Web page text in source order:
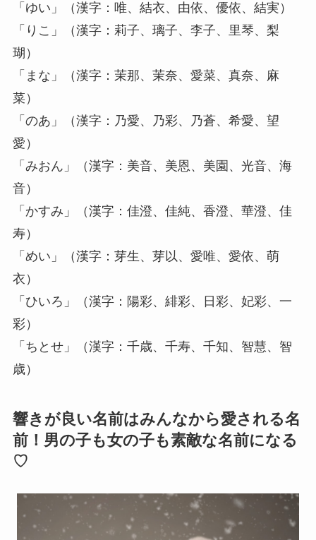
「ゆい」（漢字：唯、結衣、由依、優依、結実）
「りこ」（漢字：莉子、璃子、李子、里琴、梨
瑚）
「まな」（漢字：茉那、茉奈、愛菜、真奈、麻
菜）
「のあ」（漢字：乃愛、乃彩、乃蒼、希愛、望
愛）
「みおん」（漢字：美音、美恩、美園、光音、海
音）
「かすみ」（漢字：佳澄、佳純、香澄、華澄、佳
寿）
「めい」（漢字：芽生、芽以、愛唯、愛依、萌
衣）
「ひいろ」（漢字：陽彩、緋彩、日彩、妃彩、一
彩）
「ちとせ」（漢字：千歳、千寿、千知、智慧、智
歳）
響きが良い名前はみんなから愛される名
前！男の子も女の子も素敵な名前になる
♡